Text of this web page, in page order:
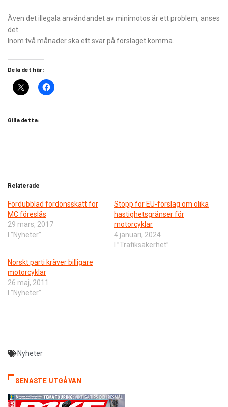
Även det illegala användandet av minimotos är ett problem, anses
det.
Inom två månader ska ett svar på förslaget komma.
Dela det här:
Gilla detta:
Relaterade
Fördubblad fordonsskatt för
MC föreslås
29 mars, 2017
I ”Nyheter”
Stopp för EU-förslag om olika
hastighetsgränser för
motorcyklar
4 januari, 2024
I ”Trafiksäkerhet”
Norskt parti kräver billigare
motorcyklar
26 maj, 2011
I ”Nyheter”
Nyheter
SENASTE UTGÅVAN